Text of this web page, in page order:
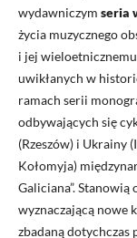
wydawniczym seria
życia muzycznego
i jej
uwikłanych w
ramach serii
odbywających się
(Rzeszów) i Ukrainy
Kołomyja)
Galiciana”.
wyznaczającą nowe
zbadaną